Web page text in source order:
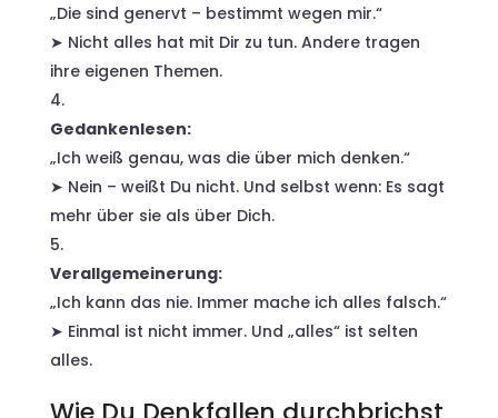
„Die sind genervt – bestimmt wegen mir.“
➤ Nicht alles hat mit Dir zu tun. Andere tragen
ihre eigenen Themen.
Gedankenlesen:
„Ich weiß genau, was die über mich denken.“
➤ Nein – weißt Du nicht. Und selbst wenn: Es sagt
mehr über sie als über Dich.
Verallgemeinerung:
„Ich kann das nie. Immer mache ich alles falsch.“
➤ Einmal ist nicht immer. Und „alles“ ist selten
alles.